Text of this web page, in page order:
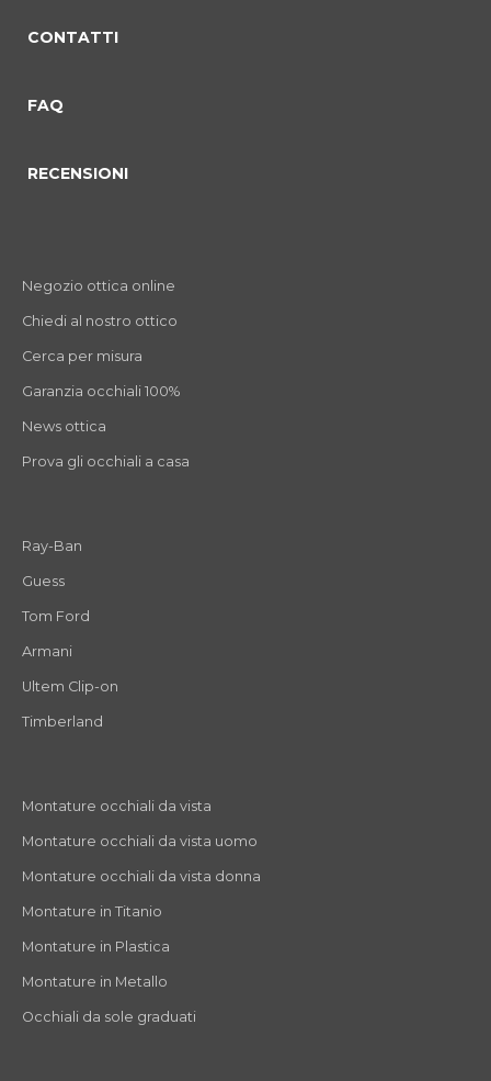
CONTATTI
FAQ
RECENSIONI
Negozio ottica online
Chiedi al nostro ottico
Cerca per misura
Garanzia occhiali 100%
News ottica
Prova gli occhiali a casa
Ray-Ban
Guess
Tom Ford
Armani
Ultem Clip-on
Timberland
Montature occhiali da vista
Montature occhiali da vista uomo
Montature occhiali da vista donna
Montature in Titanio
Montature in Plastica
Montature in Metallo
Occhiali da sole graduati